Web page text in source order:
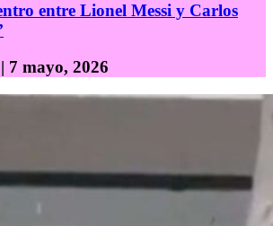
entre Lionel Messi y Carlos
| 7 mayo, 2026